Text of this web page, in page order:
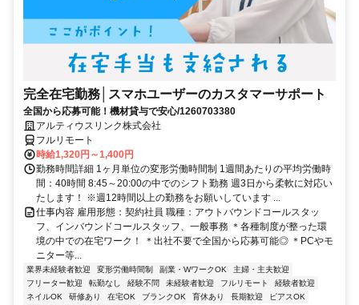
完全在宅勤務│スマホユーザーのカスタマーサポート
全国から応募可能！機材貸与で安心/1260703380
アルティウスリンク株式会社
フルリモート
時給1,320円～1,400円
勤務時間詳細 1ヶ月単位の変形労働時間制 1週間あたりの平均労働時
間：40時間 8:45～20:00の中でのシフト勤務 週3日から柔軟に対応い
たします！ ※週12時間以上の勤務をお願いしています ...
仕事内容 雇用形態：契約社員 職種：アウトバウンドコールスタッ
フ、インバウンドコールスタッフ、一般事務 ＊各種制度が整った環
境の中での在宅ワーク！ ＊出社不要で全国から応募可能◎ ＊PCやモ
ニター等...
業界未経験者歓迎 変形労働時間制 副業・WワークOK
主婦・主夫歓迎
フリーター歓迎
転勤なし 経験不問 未経験者歓迎 フルリモート
経験者歓迎
ネイルOK
研修あり 在宅OK ブランクOK 育休あり 長期歓迎
ピアスOK